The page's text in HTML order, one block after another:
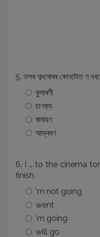
5. তলৰ শব্দবোৰৰ কোনটোত ণ
কুমাৰণী
চাণক্য
ৰামায়ণ
আভ্ৰবণ
6. I … to the cinema
finish.
'm not going
went
'm going
will go